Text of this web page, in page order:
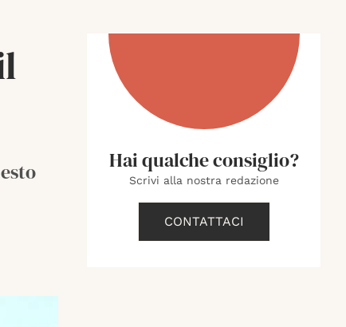
Hai qualche consiglio?
Scrivi alla nostra redazione
CONTATTACI